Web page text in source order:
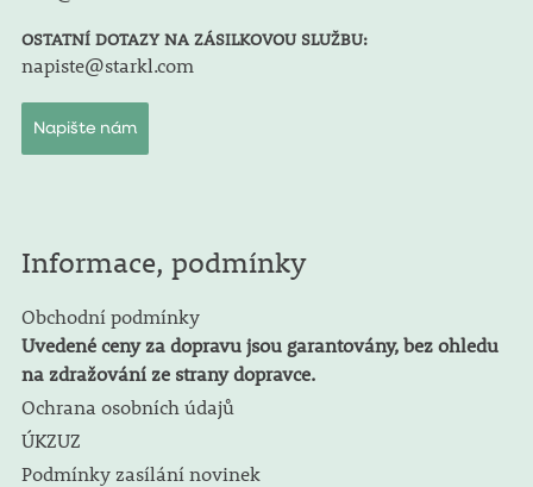
OSTATNÍ DOTAZY NA ZÁSILKOVOU SLUŽBU:
napiste@starkl.com
Napište nám
Informace, podmínky
Obchodní podmínky
Uvedené ceny za dopravu jsou garantovány, bez ohledu
na zdražování ze strany dopravce.
Ochrana osobních údajů
ÚKZUZ
Podmínky zasílání novinek